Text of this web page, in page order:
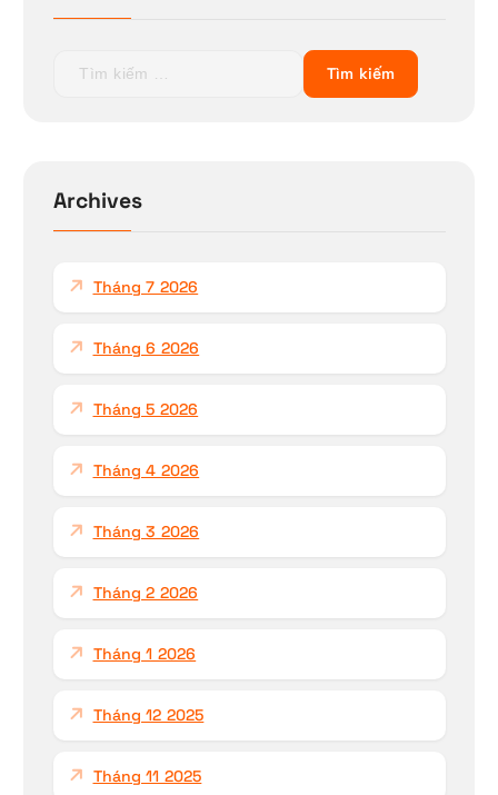
ế
m
Archives
Tháng 7 2026
Tháng 6 2026
Tháng 5 2026
Tháng 4 2026
Tháng 3 2026
Tháng 2 2026
Tháng 1 2026
Tháng 12 2025
Tháng 11 2025